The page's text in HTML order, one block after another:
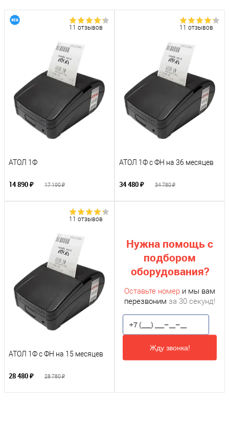
11 отзывов
АТОЛ 1Ф
14 890 ₽ 17 190 ₽
11 отзывов
АТОЛ 1Ф с ФН на 36 месяцев
34 480 ₽ 34 780 ₽
11 отзывов
АТОЛ 1Ф с ФН на 15 месяцев
28 480 ₽ 28 780 ₽
Нужна помощь с
подбором
оборудования?
Оставьте номер и мы вам
перезвоним за 30 секунд!
Жду звонка!